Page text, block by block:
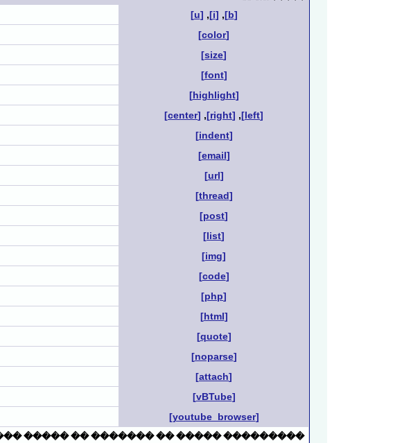
[b]
,
[i]
,
[u]
[color]
[size]
[font]
[highlight]
[left]
,
[right]
,
[center]
[indent]
[email]
[url]
[thread]
[post]
[list]
[img]
[code]
[php]
[html]
[quote]
[noparse]
[attach]
[vBTube]
[youtube_browser]
����� �� ������� �� ����� �������: